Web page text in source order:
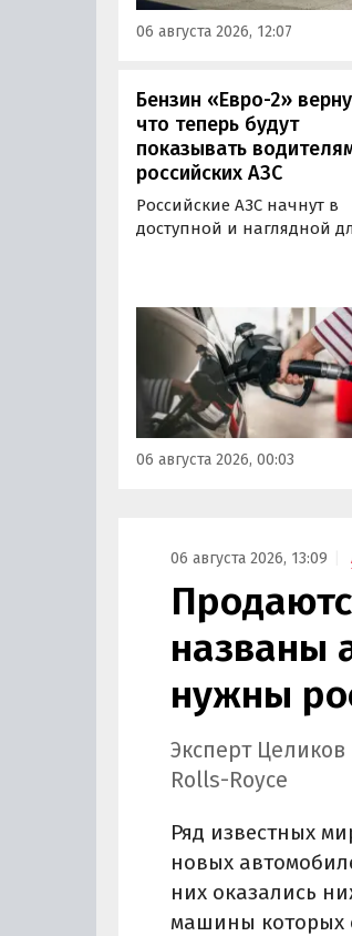
заряжаться от 30 до 80%
за 20 минут.
06 августа 2026, 12:07
Бензин «Евро-2»
что теперь будут
показывать
российских АЗС
Российские АЗС начнут в
доступной и наглядной
отпускаемого топлива.
позволит
осознанно выбрать
определенного класса —
«Евро-2» до «Евро-5»,
сообщили в Минэнерго
06 августа 2026, 00:03
06 августа 2026, 13:09
названы
нужны
Эксперт
Rolls-Royce
Ряд известных
новых
них оказались
машины которых